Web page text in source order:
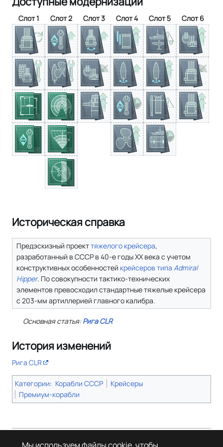
Слот 1 Слот 2 Слот 3 Слот 4 Слот 5 Слот 6
Историческая справка
Предэскизный проекттяжелого крейсера,
разработанный в СССР в 40-е годы XX века с учетом
конструктивных особенностей крейсеров типа Admiral
Hipper. По совокупности тактико-технических
элементов превосходил стандартные тяжелые крейсера
с 203-мм артиллерией главного калибра.
Основная статья:Рига CLR
История изменений
Рига CLR
Категории: Корабли СССР
Крейсеры
Премиум-корабли
Страница в последний раз была отредактирована 6 мая 2026 года в